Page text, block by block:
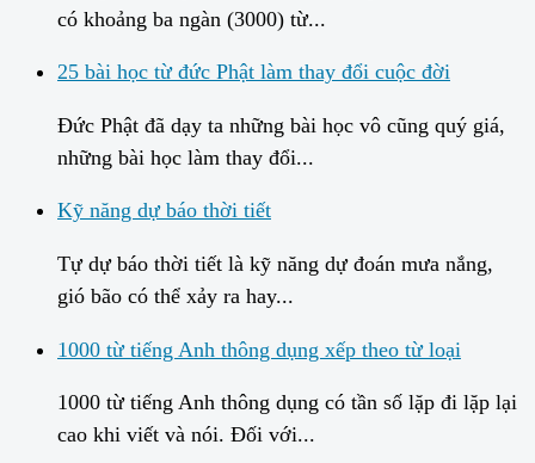
có khoảng ba ngàn (3000) từ...
25 bài học từ đức Phật làm thay đổi cuộc đời
Đức Phật đã dạy ta những bài học vô cũng quý giá,
những bài học làm thay đổi...
Kỹ năng dự báo thời tiết
Tự dự báo thời tiết là kỹ năng dự đoán mưa nắng,
gió bão có thể xảy ra hay...
1000 từ tiếng Anh thông dụng xếp theo từ loại
1000 từ tiếng Anh thông dụng có tần số lặp đi lặp lại
cao khi viết và nói. Đối với...